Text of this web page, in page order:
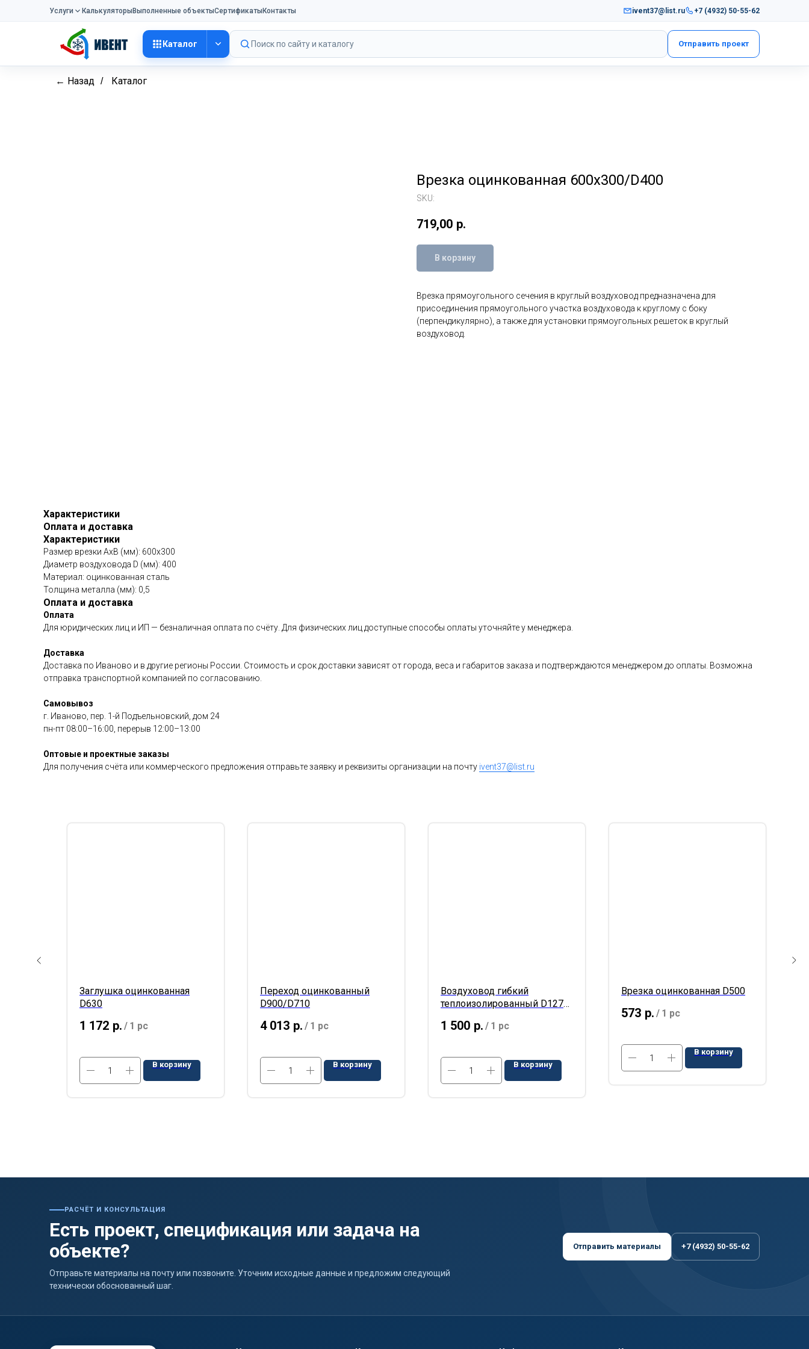
Услуги КалькуляторыВыполненные объектыСертификатыКонтакты ivent37@list.ru +7 (4932) 50-55-62
Каталог Поиск по сайту и каталогу Отправить проект
← Назад / Каталог
Врезка оцинкованная 600х300/D400
SKU:
719,00 р.
В корзину
Врезка прямоугольного сечения в круглый воздуховод предназначена для
присоединения прямоугольного участка воздуховода к круглому с боку
(перпендикулярно), а также для установки прямоугольных решеток в круглый
воздуховод.
Характеристики
Оплата и доставка
Характеристики
Размер врезки АхВ (мм): 600х300
Диаметр воздуховода D (мм): 400
Материал: оцинкованная сталь
Толщина металла (мм): 0,5
Оплата и доставка
Оплата
Для юридических лиц и ИП — безналичная оплата по счёту. Для физических лиц доступные способы оплаты уточняйте у менеджера.
Доставка
Доставка по Иваново и в другие регионы России. Стоимость и срок доставки зависят от города, веса и габаритов заказа и подтверждаются менеджером до оплаты. Возможна
отправка транспортной компанией по согласованию.
Самовывоз
г. Иваново, пер. 1-й Подъельновский, дом 24
пн-пт 08:00–16:00, перерыв 12:00–13:00
Оптовые и проектные заказы
Для получения счёта или коммерческого предложения отправьте заявку и реквизиты организации на почту ivent37@list.ru
Заглушка оцинкованная
D630
1 172 р. / 1 pc
В корзину
Переход оцинкованный
D900/D710
4 013 р. / 1 pc
В корзину
Воздуховод гибкий
теплоизолированный D127
1 500 р. / 1 pc
В корзину
Врезка оцинкованная D500
573 р. / 1 pc
В корзину
РАСЧЁТ И КОНСУЛЬТАЦИЯ
Есть проект, спецификация или задача на
объекте?
Отправьте материалы на почту или позвоните. Уточним исходные данные и предложим следующий
технически обоснованный шаг.
Отправить материалы +7 (4932) 50-55-62